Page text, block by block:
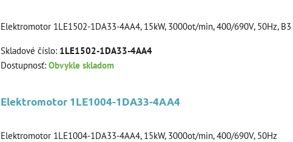
Elektromotor 1LE1502-1DA33-4AA4, 15kW, 3000ot/min, 400/690V, 50Hz, B3
Skladové číslo: 1LE1502-1DA33-4AA4
Dostupnosť: Obvykle skladom
Elektromotor 1LE1004-1DA33-4AA4
Elektromotor 1LE1004-1DA33-4AA4, 15kW, 3000ot/min, 400/690V, 50Hz